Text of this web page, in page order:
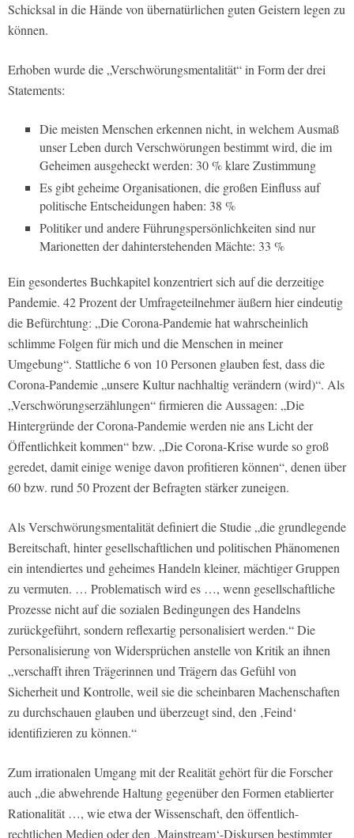
Schicksal in die Hände von übernatürlichen guten Geistern legen zu
können.
Erhoben wurde die „Verschwörungsmentalität“ in Form der drei
Statements:
Die meisten Menschen erkennen nicht, in welchem Ausmaß
unser Leben durch Verschwörungen bestimmt wird, die im
Geheimen ausgeheckt werden: 30 % klare Zustimmung
Es gibt geheime Organisationen, die großen Einfluss auf
politische Entscheidungen haben: 38 %
Politiker und andere Führungspersönlichkeiten sind nur
Marionetten der dahinterstehenden Mächte: 33 %
Ein gesondertes Buchkapitel konzentriert sich auf die derzeitige
Pandemie. 42 Prozent der Umfrageteilnehmer äußern hier eindeutig
die Befürchtung: „Die Corona-Pandemie hat wahrscheinlich
schlimme Folgen für mich und die Menschen in meiner
Umgebung“. Stattliche 6 von 10 Personen glauben fest, dass die
Corona-Pandemie „unsere Kultur nachhaltig verändern (wird)“. Als
„Verschwörungserzählungen“ firmieren die Aussagen: „Die
Hintergründe der Corona-Pandemie werden nie ans Licht der
Öffentlichkeit kommen“ bzw. „Die Corona-Krise wurde so groß
geredet, damit einige wenige davon profitieren können“, denen über
60 bzw. rund 50 Prozent der Befragten stärker zuneigen.
Als Verschwörungsmentalität definiert die Studie „die grundlegende
Bereitschaft, hinter gesellschaftlichen und politischen Phänomenen
ein intendiertes und geheimes Handeln kleiner, mächtiger Gruppen
zu vermuten. … Problematisch wird es …, wenn gesellschaftliche
Prozesse nicht auf die sozialen Bedingungen des Handelns
zurückgeführt, sondern reflexartig personalisiert werden.“ Die
Personalisierung von Widersprüchen anstelle von Kritik an ihnen
„verschafft ihren Trägerinnen und Trägern das Gefühl von
Sicherheit und Kontrolle, weil sie die scheinbaren Machenschaften
zu durchschauen glauben und überzeugt sind, den ‚Feind‘
identifizieren zu können.“
Zum irrationalen Umgang mit der Realität gehört für die Forscher
auch „die abwehrende Haltung gegenüber den Formen etablierter
Rationalität …, wie etwa der Wissenschaft, den öffentlich-
rechtlichen Medien oder den ‚Mainstream‘-Diskursen bestimmter